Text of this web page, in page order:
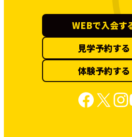
WEBで入会す
見学予約する
体験予約する